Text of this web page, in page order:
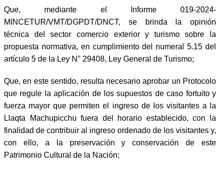
Que, mediante el Informe 019-2024-
MINCETUR/VMT/DGPDT/DNCT, se brinda la opinión
técnica del sector comercio exterior y turismo sobre la
propuesta normativa, en cumplimiento del numeral 5.15 del
artículo 5 de la Ley N° 29408, Ley General de Turismo;
Que, en este sentido, resulta necesario aprobar un Protocolo
que regule la aplicación de los supuestos de caso fortuito y
fuerza mayor que permiten el ingreso de los visitantes a la
Llaqta Machupicchu fuera del horario establecido, con la
finalidad de contribuir al ingreso ordenado de los visitantes y,
con ello, a la preservación y conservación de este
Patrimonio Cultural de la Nación;